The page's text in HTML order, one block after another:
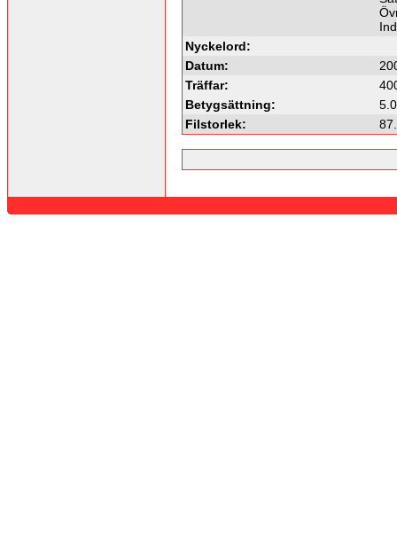
Nyckelord:
Datum:
Träffar:
Betygsättning:
Filstorlek: